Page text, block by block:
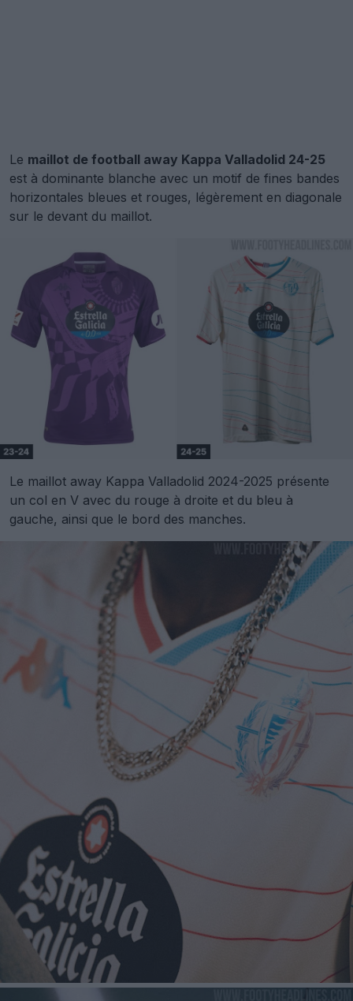
Le maillot de football away Kappa Valladolid 24-25
est à dominante blanche avec un motif de fines bandes
horizontales bleues et rouges, légèrement en diagonale
sur le devant du maillot.
Le maillot away Kappa Valladolid 2024-2025 présente
un col en V avec du rouge à droite et du bleu à
gauche, ainsi que le bord des manches.